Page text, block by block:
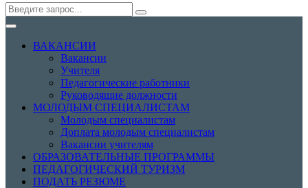
ВАКАНСИИ
Вакансии
Учителя
Педагогические работники
Руководящие должности
МОЛОДЫМ СПЕЦИАЛИСТАМ
Молодым специалистам
Доплата молодым специалистам
Вакансии учителям
ОБРАЗОВАТЕЛЬНЫЕ ПРОГРАММЫ
ПЕДАГОГИЧЕСКИЙ ТУРИЗМ
ПОДАТЬ РЕЗЮМЕ